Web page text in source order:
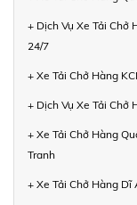
+ Dịch Vụ Xe Tải Chở
24/7
+ Xe Tải Chở Hàng
+ Dịch Vụ Xe Tải Chở
+ Xe Tải Chở Hàng
Tranh
+ Xe Tải Chở Hàng Dĩ